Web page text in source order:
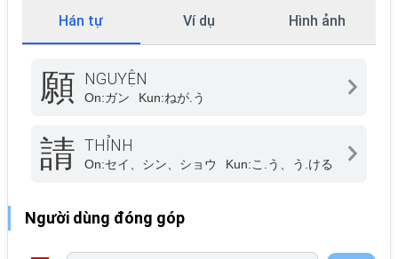
Hán tự Ví dụ Hình ảnh
願 NGUYỆN
On:ガン Kun:ねが.う
請 THỈNH
On:セイ、シン、ショウ Kun:こ.う、う.ける
Người dùng đóng góp